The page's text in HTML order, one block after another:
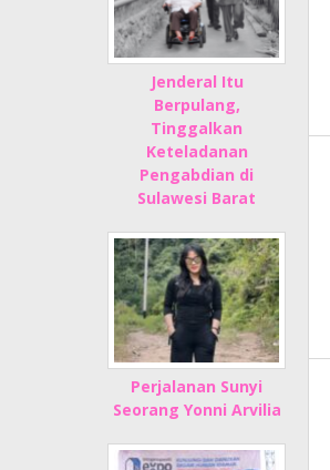
Jenderal Itu
Berpulang,
Tinggalkan
Keteladanan
Pengabdian di
Sulawesi Barat
Perjalanan Sunyi
Seorang Yonni Arvilia